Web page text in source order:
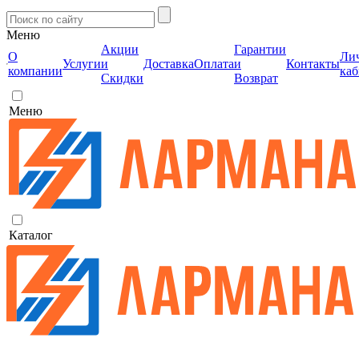
Меню
О
компании
Услуги
Акции
и
Скидки
ДоставкаОплата
Гарантии
и
Возврат
Контакты
Меню
Каталог